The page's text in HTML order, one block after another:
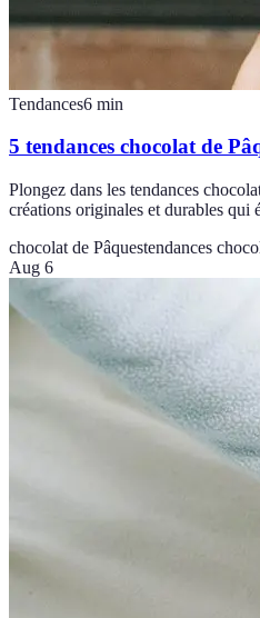
Tendances6 min
5 tendances chocolat de
Plongez dans les tendances
créations originales et durables qui
chocolat de Pâquestendances
Aug 6